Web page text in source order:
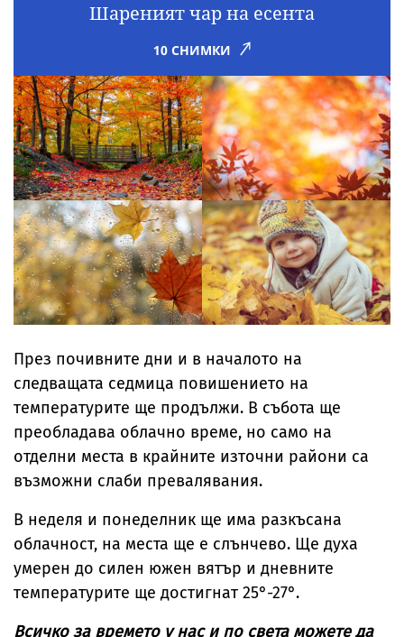
Шареният чар на есента
10 СНИМКИ
През почивните дни и в началото на
следващата седмица повишението на
температурите ще продължи. В събота ще
преобладава облачно време, но само на
отделни места в крайните източни райони са
възможни слаби превалявания.
В неделя и понеделник ще има разкъсана
облачност, на места ще е слънчево. Ще духа
умерен до силен южен вятър и дневните
температурите ще достигнат 25°-27°.
Всичко за времето у нас и по света можете да